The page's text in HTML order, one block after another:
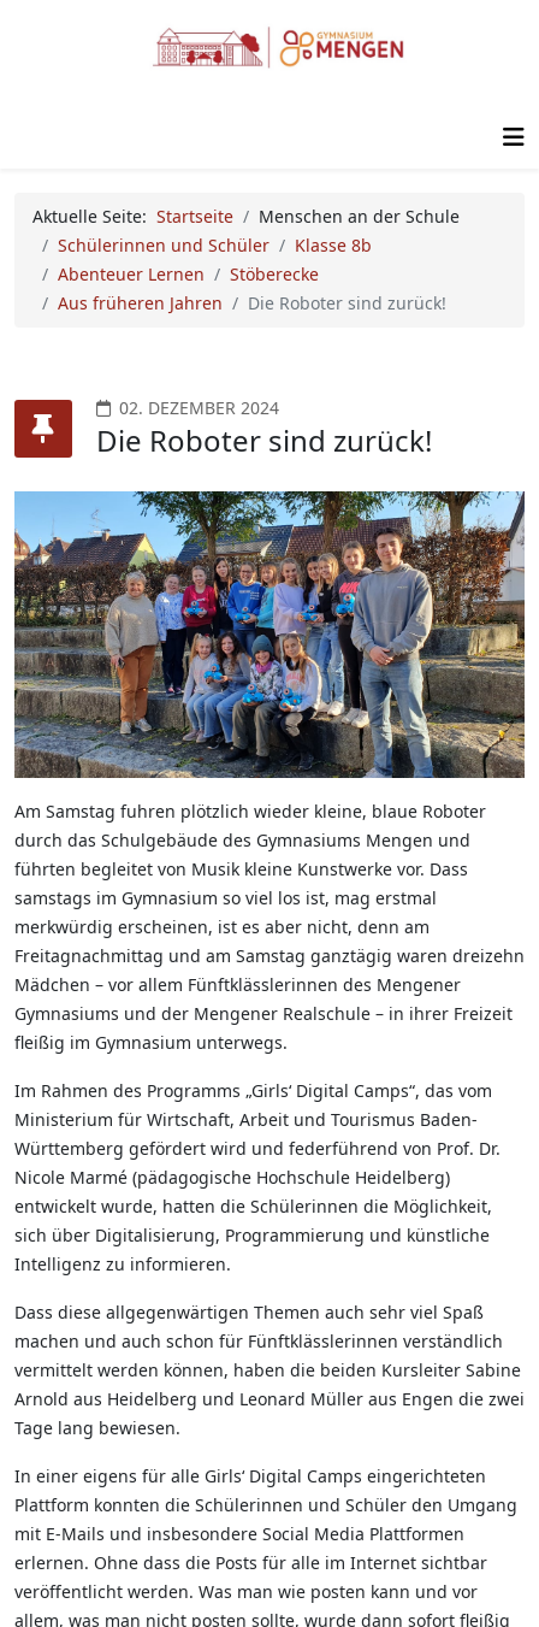
Aktuelle Seite: Startseite
Menschen an der Schule
Schülerinnen und Schüler
Klasse 8b
Abenteuer Lernen
Stöberecke
Aus früheren Jahren
Die Roboter sind zurück!
02. DEZEMBER 2024
Die Roboter sind zurück!
Am Samstag fuhren plötzlich wieder kleine, blaue Roboter
durch das Schulgebäude des Gymnasiums Mengen und
führten begleitet von Musik kleine Kunstwerke vor. Dass
samstags im Gymnasium so viel los ist, mag erstmal
merkwürdig erscheinen, ist es aber nicht, denn am
Freitagnachmittag und am Samstag ganztägig waren dreizehn
Mädchen – vor allem Fünftklässlerinnen des Mengener
Gymnasiums und der Mengener Realschule – in ihrer Freizeit
fleißig im Gymnasium unterwegs.
Im Rahmen des Programms „Girls‘ Digital Camps“, das vom
Ministerium für Wirtschaft, Arbeit und Tourismus Baden-
Württemberg gefördert wird und federführend von Prof. Dr.
Nicole Marmé (pädagogische Hochschule Heidelberg)
entwickelt wurde, hatten die Schülerinnen die Möglichkeit,
sich über Digitalisierung, Programmierung und künstliche
Intelligenz zu informieren.
Dass diese allgegenwärtigen Themen auch sehr viel Spaß
machen und auch schon für Fünftklässlerinnen verständlich
vermittelt werden können, haben die beiden Kursleiter Sabine
Arnold aus Heidelberg und Leonard Müller aus Engen die zwei
Tage lang bewiesen.
In einer eigens für alle Girls‘ Digital Camps eingerichteten
Plattform konnten die Schülerinnen und Schüler den Umgang
mit E-Mails und insbesondere Social Media Plattformen
erlernen. Ohne dass die Posts für alle im Internet sichtbar
veröffentlicht werden. Was man wie posten kann und vor
allem, was man nicht posten sollte, wurde dann sofort fleißig